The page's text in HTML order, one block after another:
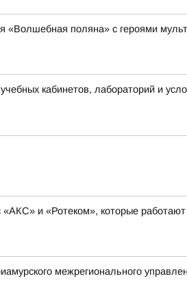
«Волшебная поляна» с героями
кабинетов, лабораторий и
и «Ротеком», которые
межрегионального